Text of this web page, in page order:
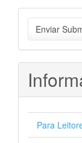
Enviar
Enviar
Para